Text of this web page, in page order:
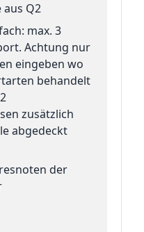
Q2
max. 3
Achtung nur
eingeben wo
behandelt
zusätzlich
abgedeckt
der